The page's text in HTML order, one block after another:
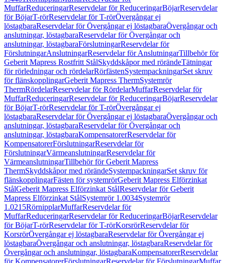
MuffarReduceringarReservdelar för ReduceringarBöjarReservdelar
för BöjarT-rörReservdelar för T-rörÖvergångar ej
löstagbaraReservdelar för Övergångar ej löstagbaraÖvergångar och
anslutningar, löstagbaraReservdelar för Övergångar och
anslutningar, löstagbaraFörslutningarReservdelar för
FörslutningarAnslutningarReservdelar för AnslutningarTillbehör för
Geberit Mapress Rostfritt StålSkyddskåpor med rörändeTätningar
för rörledningar och rördelarRörfästenSystempackningarSet skruv
för flänskopplingarGeberit Mapress ThermSystemrör
ThermRördelarReservdelar för RördelarMuffarReservdelar för
MuffarReduceringarReservdelar för ReduceringarBöjarReservdelar
för BöjarT-rörReservdelar för T-rörÖvergångar ej
löstagbaraReservdelar för Övergångar ej löstagbaraÖvergångar och
anslutningar, löstagbaraReservdelar för Övergångar och
anslutningar, löstagbaraKompensatorerReservdelar för
KompensatorerFörslutningarReservdelar för
FörslutningarVärmeanslutningarReservdelar för
VärmeanslutningarTillbehör för Geberit Mapress
ThermSkyddskåpor med rörändeSystempackningarSet skruv för
flänskopplingarFästen för systemrörGeberit Mapress Elförzinkat
StålGeberit Mapress Elförzinkat StålReservdelar för Geberit
Mapress Elförzinkat StålSystemrör 1.0034Systemrör
1.0215RörnipplarMuffarReservdelar för
MuffarReduceringarReservdelar för ReduceringarBöjarReservdelar
för BöjarT-rörReservdelar för T-rörKorsrörReservdelar för
KorsrörÖvergångar ej löstagbaraReservdelar för Övergångar ej
löstagbaraÖvergångar och anslutningar, löstagbaraReservdelar för
Övergångar och anslutningar, löstagbaraKompensatorerReservdelar
för KompensatorerFörslutningarReservdelar för FörslutningarMuffar